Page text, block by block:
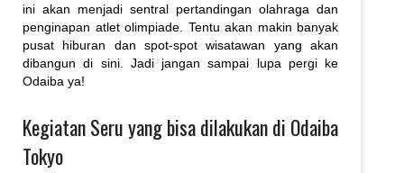
ini akan menjadi sentral pertandingan olahraga dan
penginapan atlet olimpiade. Tentu akan makin banyak
pusat hiburan dan spot-spot wisatawan yang akan
dibangun di sini. Jadi jangan sampai lupa pergi ke
Odaiba ya!
Kegiatan Seru yang bisa dilakukan di Odaiba
Tokyo